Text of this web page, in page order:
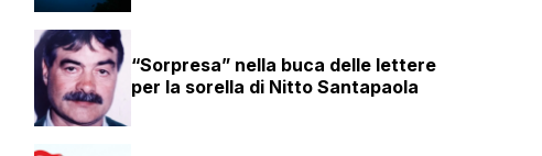
“Sorpresa” nella buca delle lettere
per la sorella di Nitto Santapaola